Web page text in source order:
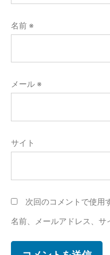
名前 ※
メール ※
サイト
次回のコメントで使用
名前、メールアドレス、サ